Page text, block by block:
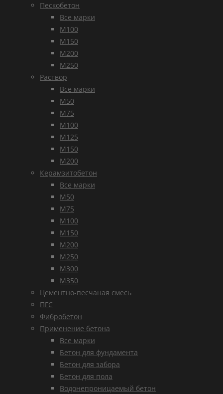
Пескобетон
Все марки
М100
М150
М200
М250
Раствор
Все марки
М50
М75
М100
М125
М150
М200
Керамзитобетон
Все марки
М50
М75
М100
М150
М200
М250
М300
М350
Цементно-песчаная смесь
ПГС
Фибробетон
Применение бетона
Все марки
Бетон для фундамента
Бетон для забора
Бетон для пола
Водонепроницаемый бетон